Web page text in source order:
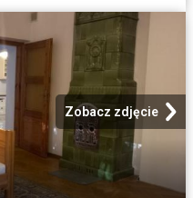
Zobacz zdjęcie